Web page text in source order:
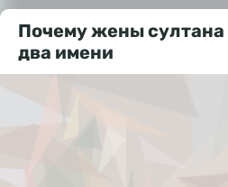
Почему жены султана
два имени